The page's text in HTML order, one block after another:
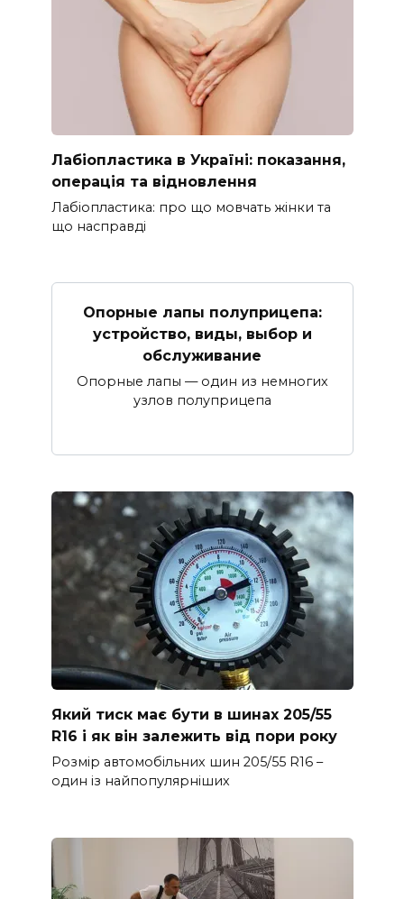
Лабіопластика в Україні: показання,
операція та відновлення
Лабіопластика: про що мовчать жінки та
що насправді
Опорные лапы полуприцепа:
устройство, виды, выбор и
обслуживание
Опорные лапы — один из немногих
узлов полуприцепа
Який тиск має бути в шинах 205/55
R16 і як він залежить від пори року
Розмір автомобільних шин 205/55 R16 –
один із найпопулярніших